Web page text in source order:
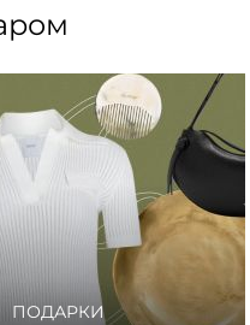
ПОДАРКИ